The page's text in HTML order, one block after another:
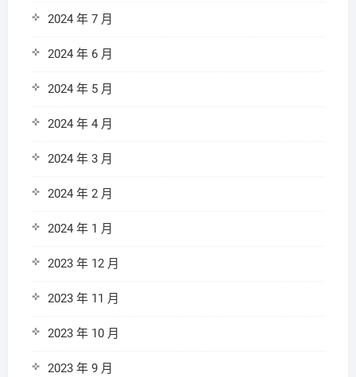
2024 年 7 月
2024 年 6 月
2024 年 5 月
2024 年 4 月
2024 年 3 月
2024 年 2 月
2024 年 1 月
2023 年 12 月
2023 年 11 月
2023 年 10 月
2023 年 9 月